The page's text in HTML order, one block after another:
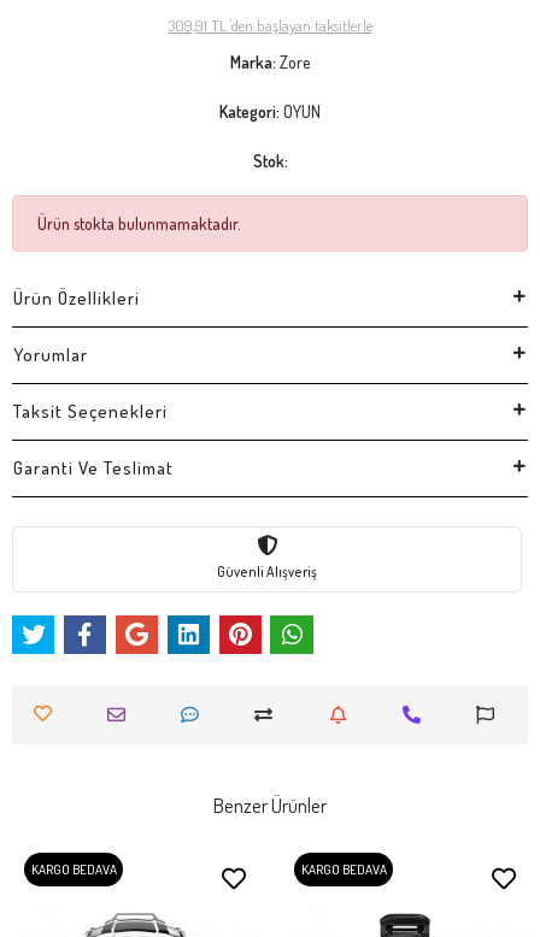
309,91 TL 'den başlayan taksitlerle
Marka: Zore
Kategori: OYUN
Stok:
Ürün stokta bulunmamaktadır.
Ürün Özellikleri
Yorumlar
Taksit Seçenekleri
Garanti Ve Teslimat
Güvenli Alışveriş
Benzer Ürünler
KARGO BEDAVA KARGO BEDAVA